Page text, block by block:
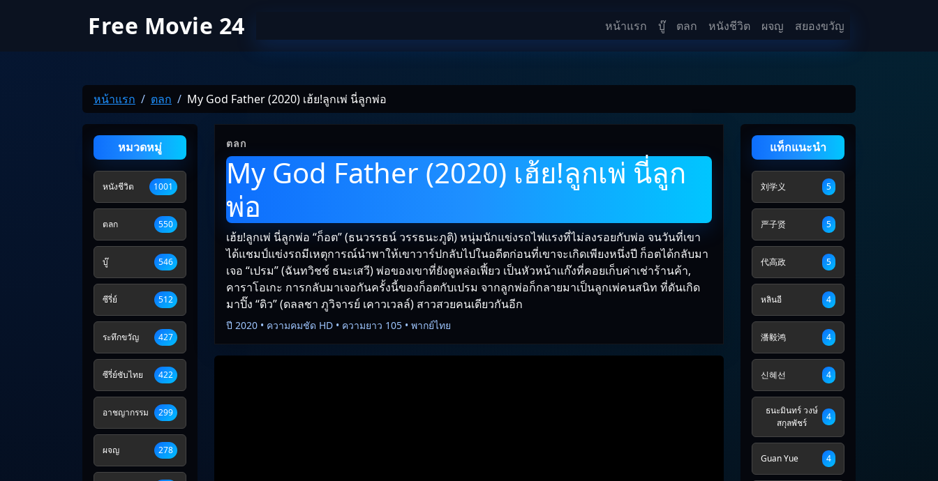
Free Movie 24 หน้าแรก บู๊ ตลก หนังชีวิต ผจญ สยองขวัญ
หน้าแรก ตลก My God Father (2020) เฮ้ย!ลูกเพ่ นี่ลูกพ่อ
หมวดหมู่
หนังชีวิต 1001
ตลก 550
บู๊ 546
ซีรี่ย์ 512
ระทึกขวัญ 427
ซีรี่ย์ซับไทย 422
อาชญากรรม 299
ผจญ 278
ตลก
My God Father (2020) เฮ้ย!ลูกเพ่ นี่ลูก
พ่อ
เฮ้ย!ลูกเพ่ นี่ลูกพ่อ “ก็อต” (ธนวรรธน์ วรรธนะภูติ) หนุ่มนักแข่งรถไฟแรงที่ไม่ลงรอยกับพ่อ จนวันที่เขา
ได้แชมป์แข่งรถมีเหตุการณ์นำพาให้เขาวาร์ปกลับไปในอดีตก่อนที่เขาจะเกิดเพียงหนึ่งปี ก็อตได้กลับมา
เจอ “เปรม” (ฉันทวิชช์ ธนะเสวี) พ่อของเขาที่ยังดูหล่อเฟี้ยว เป็นหัวหน้าแก๊งที่คอยเก็บค่าเช่าร้านค้า,
คาราโอเกะ การกลับมาเจอกันครั้งนี้ของก็อตกับเปรม จากลูกพ่อก็กลายมาเป็นลูกเพ่คนสนิท ที่ดันเกิด
มาปิ๊ง “ดิว” (ดลลชา ภูวิจารย์ เคาวเวลล์) สาวสวยคนเดียวกันอีก
ปี 2020 • ความคมชัด HD • ความยาว 105 • พากย์ไทย
แท็กแนะนำ
刘学义 5
严子贤 5
代高政 5
หลินอี 4
潘毅鸿 4
신혜선 4
ธนะมินทร์ วงษ์
สกุลพัชร์
4
Guan Yue 4